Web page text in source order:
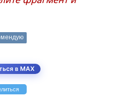
в MAX